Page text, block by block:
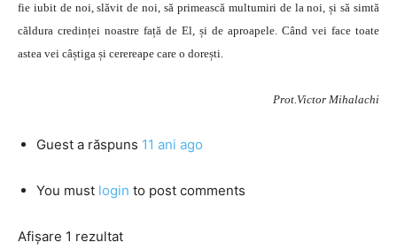
fie iubit de noi, slăvit de noi, să primească multumiri de la noi, și să simtă
căldura credinței noastre față de El, și de aproapele. Când vei face toate
astea vei câștiga și cerereape care o dorești.
Prot.Victor Mihalachi
Guest a răspuns 11 ani ago
You must login to post comments
Afișare 1 rezultat